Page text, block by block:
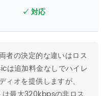
✓ 対応
者の決定的な違いはロス
は追加料金なしでハイレ
オを提供しますが、